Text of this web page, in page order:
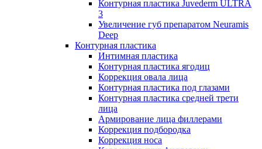
Контурная пластика Juvederm ULTRA
3
Увеличение губ препаратом Neuramis
Deep
Контурная пластика
Интимная пластика
Контурная пластика ягодиц
Коррекция овала лица
Контурная пластика под глазами
Контурная пластика средней трети
лица
Армирование лица филлерами
Коррекция подбородка
Коррекция носа